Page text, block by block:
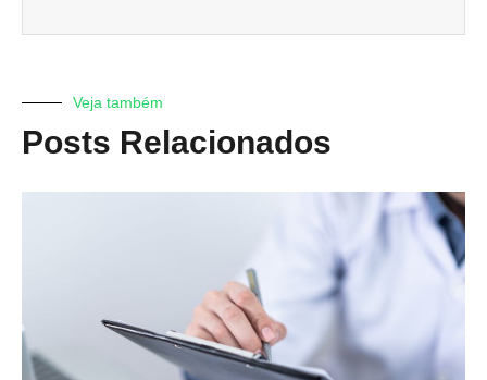
Veja também
Posts Relacionados